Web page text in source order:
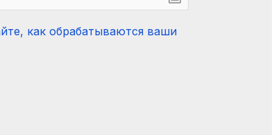
как обрабатываются ваши